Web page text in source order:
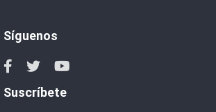
Síguenos
Suscríbete